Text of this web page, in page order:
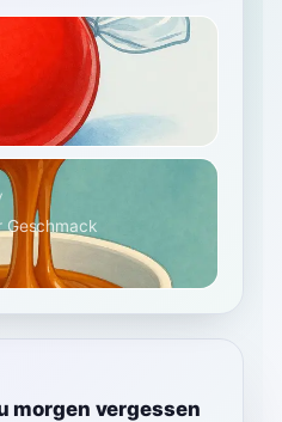
Geschmack
morgen vergessen